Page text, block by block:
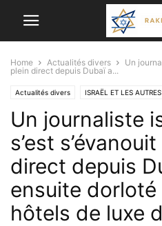
Home Actualités divers
Un
plein direct depuis Dubaï a...
Actualités divers ISRAËL ET LES
Un journaliste
s’est
direct depuis
ensuite dorloté
hôtels de luxe